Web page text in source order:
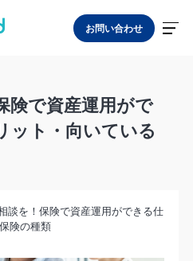
お問い合わせ
険で資産運用がで
ット・向いている
談を！保険で資産運用ができる仕
険の種類